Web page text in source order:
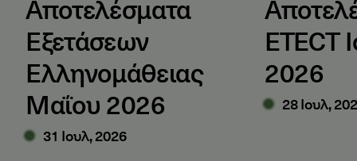
Αποτελέσματα
Εξετάσεων
Ελληνομάθειας
Μαΐου 2026
31 Ιουλ, 2026
ETECT
2026
28 Ιουλ,